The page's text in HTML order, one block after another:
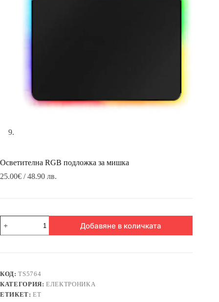
Осветителна RGB подложка за мишка
25.00€ / 48.90 лв.
за
Осветителна
Добавяне в количката
КОД:TS5764
КАТЕГОРИЯ:ЕЛЕКТРОНИКА
ЕТИКЕТ:ЕТ